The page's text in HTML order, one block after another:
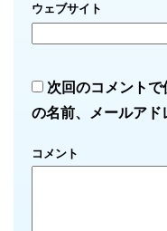
ウェブサイト
次回のコメント
の名前、メールアド
コメント